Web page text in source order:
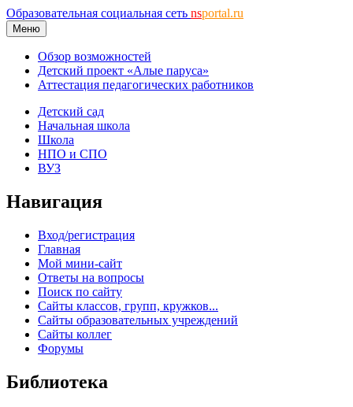
Образовательная социальная сеть nsportal.ru
Меню
Обзор возможностей
Детский проект «Алые паруса»
Аттестация педагогических работников
Детский сад
Начальная школа
Школа
НПО и СПО
ВУЗ
Навигация
Вход/регистрация
Главная
Мой мини-сайт
Ответы на вопросы
Поиск по сайту
Сайты классов, групп, кружков...
Сайты образовательных учреждений
Сайты коллег
Форумы
Библиотека